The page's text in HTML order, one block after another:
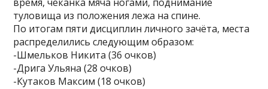
туловища из положения лежа на спине.
По итогам пяти дисциплин личного зачёта, места
распределились следующим образом:
-Шмельков Никита (36 очков)
-Дрига Ульяна (28 очков)
-Кутаков Максим (18 очков)